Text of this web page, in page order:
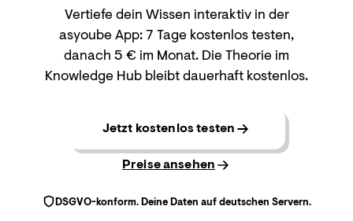
Vertiefe dein Wissen interaktiv in der
asyoube App: 7 Tage kostenlos testen,
danach 5 € im Monat. Die Theorie im
Knowledge Hub bleibt dauerhaft kostenlos.
Jetzt kostenlos testen
Preise ansehen
DSGVO-konform. Deine Daten auf deutschen Servern.